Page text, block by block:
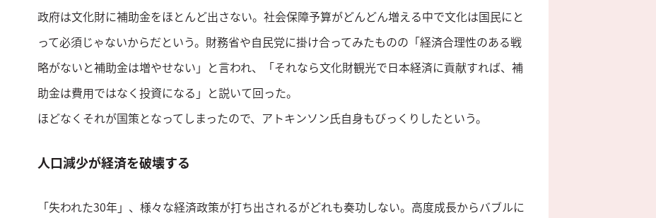
政府は文化財に補助金をほとんど出さない。社会保障予算がどんどん増える中で文化は国民にと
って必須じゃないからだという。財務省や自民党に掛け合ってみたものの「経済合理性のある戦
略がないと補助金は増やせない」と言われ、「それなら文化財観光で日本経済に貢献すれば、補
助金は費用ではなく投資になる」と説いて回った。
ほどなくそれが国策となってしまったので、アトキンソン氏自身もびっくりしたという。
人口減少が経済を破壊する
「失われた30年」、様々な経済政策が打ち出されるがどれも奏功しない。高度成長からバブルに